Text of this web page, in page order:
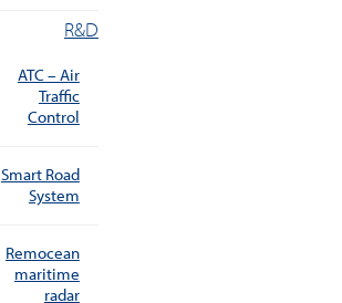
R&D
ATC – Air
Traffic
Control
Smart Road
System
Remocean
maritime
radar